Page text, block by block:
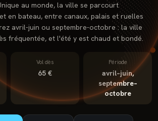
au monde, la ville se parcourt
en bateau, entre canaux, palais et ruelles
avril-juin ou septembre-octobre : la ville
fréquentée, et l'été y est chaud et bondé.
Vol dès
65 €
Période
avril–juin,
septembre–
octobre